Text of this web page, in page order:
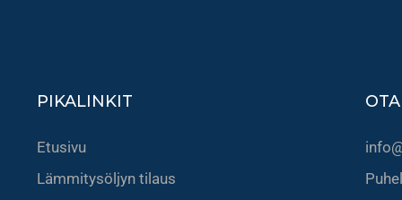
PIKALINKIT
Etusivu
Lämmitysöljyn tilaus